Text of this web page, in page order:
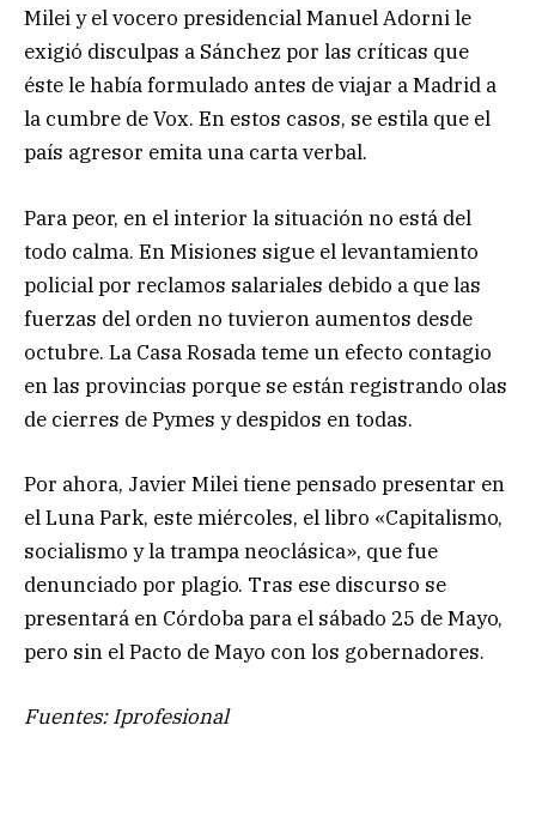
Milei y el vocero presidencial Manuel Adorni le
exigió disculpas a Sánchez por las críticas que
éste le había formulado antes de viajar a Madrid a
la cumbre de Vox. En estos casos, se estila que el
país agresor emita una carta verbal.
Para peor, en el interior la situación no está del
todo calma. En Misiones sigue el levantamiento
policial por reclamos salariales debido a que las
fuerzas del orden no tuvieron aumentos desde
octubre. La Casa Rosada teme un efecto contagio
en las provincias porque se están registrando olas
de cierres de Pymes y despidos en todas.
Por ahora, Javier Milei tiene pensado presentar en
el Luna Park, este miércoles, el libro «Capitalismo,
socialismo y la trampa neoclásica», que fue
denunciado por plagio. Tras ese discurso se
presentará en Córdoba para el sábado 25 de Mayo,
pero sin el Pacto de Mayo con los gobernadores.
Fuentes: Iprofesional